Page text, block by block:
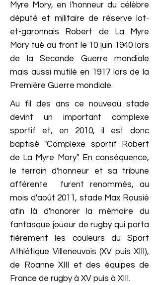
Myre Mory, en l'honneur du célèbre
député et militaire de réserve lot-
et-garonnais Robert de La Myre
Mory tué au front le 10 juin 1940 lors
de la Seconde Guerre mondiale
mais aussi mutilé en 1917 lors de la
Première Guerre mondiale.
Au fil des ans ce nouveau stade
devint un important complexe
sportif et, en 2010, il est donc
baptisé "Complexe sportif Robert
de La Myre Mory". En conséquence,
le terrain d'honneur et sa tribune
afférente furent renommés, au
mois d'août 2011, stade Max Rousié
afin là d'honorer la mémoire du
fantasque joueur de rugby qui porta
fièrement les couleurs du Sport
Athlétique Villeneuvois (XV puis XIII),
de Roanne XIII et des équipes de
France de rugby à XV puis à XIII.